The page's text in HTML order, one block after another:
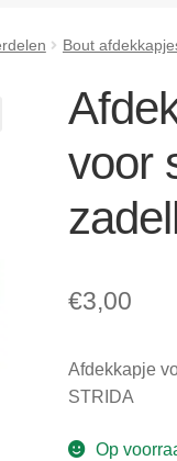
Bout
voor
€3,00
Afdekkapje
STRIDA
Op